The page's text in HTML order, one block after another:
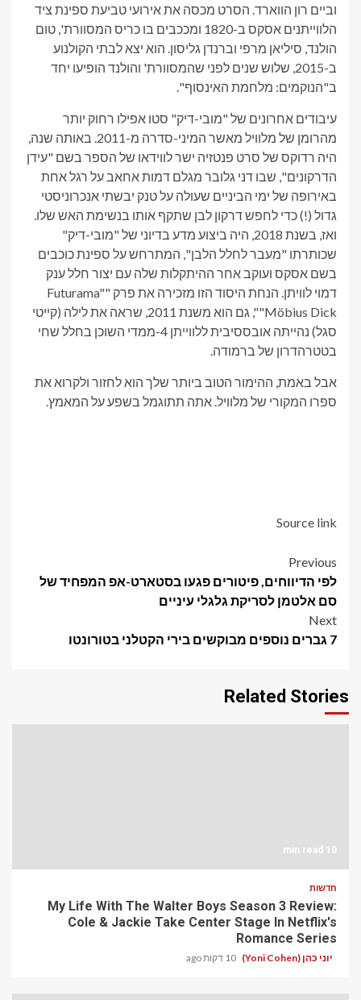
וביים רון הווארד. הסרט מכסה את אירועי טביעת ספינת ציד
הלווייתנים אסקס ב-1820 ומככבים בו כריס המסוורת', טום
הולנד, סיליאן מרפי וברנדן גליסון. הוא יצא לבתי הקולנוע
ב-2015, שלוש שנים לפני שהמסוורת' והולנד הופיעו יחד
ב"הנוקמים: מלחמת האינסוף".
עיבודים אחרונים של "מובי-דיק" סטו אפילו רחוק יותר
מהרומן של מלוויל מאשר המיני-סדרה מ-2011. באותה שנה,
היה רדוקס של סרט פנטזיה ישר לווידאו של הספר בשם "עידן
הדרקונים", שבו דני גלובר מגלם דמות אחאב על רגל אחת
באירופה של ימי הביניים שעולה על טנק יבשתי אנכרוניסטי
גדול (!) כדי לחפש דרקון לבן שתקף אותו בנשימת האש שלו.
ואז, בשנת 2018, היה ביצוע מדע בדיוני של "מובי-דיק"
שכותרתו "מעבר לחלל הלבן", המתרחש על ספינת כוכבים
בשם אסקס ועוקב אחר ההיתקלות שלה עם יצור חלל ענק
דמוי לוויתן. הנחת היסוד הזו מזכירה את פרק "Futurama"
"Möbius Dick", גם הוא משנת 2011, שראה את לילה (קייטי
סגל) נהייתה אובססיבית ללווייתן 4-ממדי השוכן בחלל שחי
בטטרהדרון של ברמודה.
אבל באמת, ההימור הטוב ביותר שלך הוא לחזור ולקרוא את
ספרו המקורי של מלוויל. אתה תתוגמל בשפע על המאמץ.
Source link
Post
navigation
Previous
לפי הדיווחים, פיטורים פגעו בסטארט-אפ המפחיד של
סם אלטמן לסריקת גלגלי עיניים
Next
7 גברים נוספים מבוקשים בירי הקטלני בטורונטו
Related Stories
10 min read
חדשות
My Life With The Walter Boys Season 3 Review:
Cole & Jackie Take Center Stage In Netflix's
Romance Series
יוני כהן (Yoni Cohen) 10 דקות ago